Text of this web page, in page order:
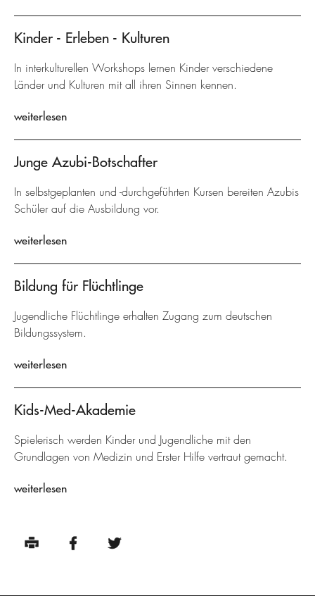
Kinder - Erleben - Kulturen
In interkulturellen Workshops lernen Kinder verschiedene
Länder und Kulturen mit all ihren Sinnen kennen.
weiterlesen
Junge Azubi-Botschafter
In selbstgeplanten und -durchgeführten Kursen bereiten Azubis
Schüler auf die Ausbildung vor.
weiterlesen
Bildung für Flüchtlinge
Jugendliche Flüchtlinge erhalten Zugang zum deutschen
Bildungssystem.
weiterlesen
Kids-Med-Akademie
Spielerisch werden Kinder und Jugendliche mit den
Grundlagen von Medizin und Erster Hilfe vertraut gemacht.
weiterlesen